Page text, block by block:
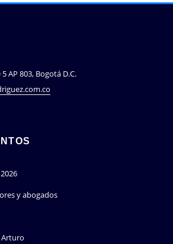
AP 803, Bogotá D.C.
y abogados
Arturo